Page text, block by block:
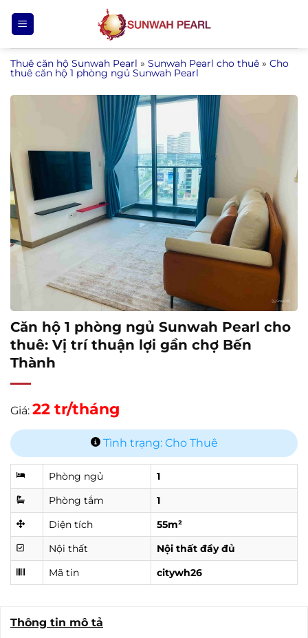
qua
nội
dung
Thuê căn hộ Sunwah Pearl » Sunwah Pearl cho thuê » Cho
thuê căn hộ 1 phòng ngủ Sunwah Pearl
Căn hộ 1 phòng ngủ Sunwah Pearl cho
thuê: Vị trí thuận lợi gần chợ Bến
Thành
Giá: 22 tr/tháng
Tình trạng: Cho Thuê
Phòng ngủ
1
Phòng tắm
1
Diện tích
55m²
Nội thất
Nội thất đầy đủ
Mã tin
citywh26
Thông tin mô tả